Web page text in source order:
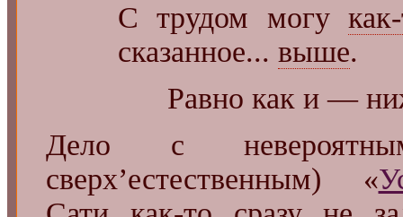
С трудом могу
сказанное... выше.
Равно как и —
Дело с
сверх’естественным) «